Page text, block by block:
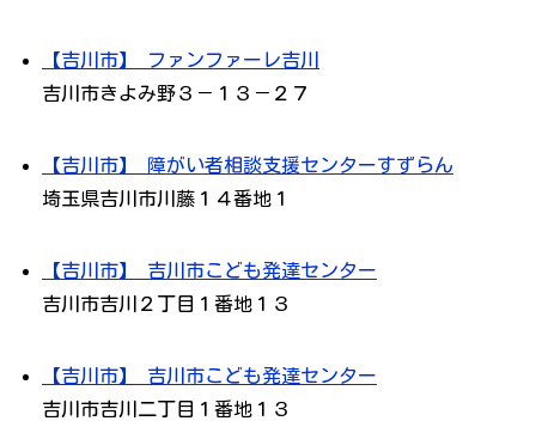
【吉川市】 ファンファーレ吉川
吉川市きよみ野３－１３－２７
【吉川市】 障がい者相談支援センターすずらん
埼玉県吉川市川藤１４番地１
【吉川市】 吉川市こども発達センター
吉川市吉川２丁目１番地１３
【吉川市】 吉川市こども発達センター
吉川市吉川二丁目１番地１３